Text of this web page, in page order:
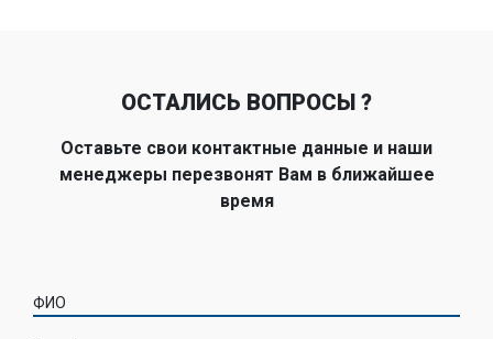
ОСТАЛИСЬ ВОПРОСЫ ?
Оставьте свои контактные данные и наши
менеджеры перезвонят Вам в ближайшее
время
ФИО